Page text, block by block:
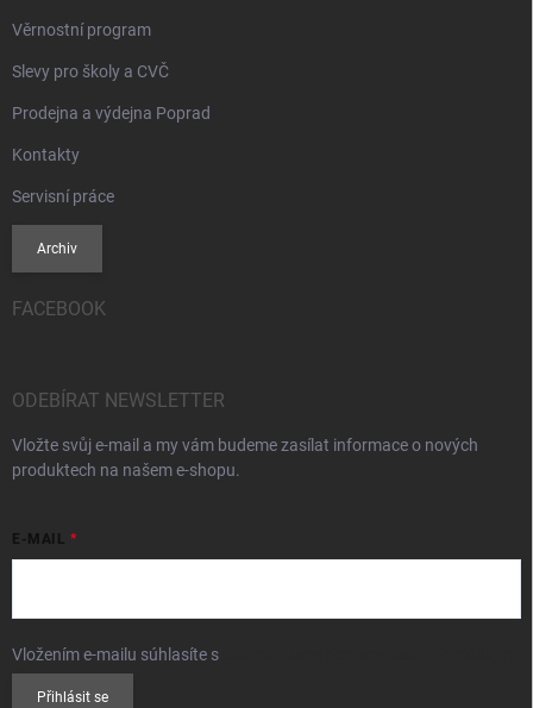
Věrnostní program
Slevy pro školy a CVČ
Prodejna a výdejna Poprad
Kontakty
Servisní práce
Archiv
FACEBOOK
ODEBÍRAT NEWSLETTER
Vložte svůj e-mail a my vám budeme zasílat informace o nových
produktech na našem e-shopu.
E-MAIL
Vložením e-mailu súhlasíte s
Přihlásit se